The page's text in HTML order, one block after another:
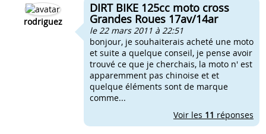
rodriguez
DIRT BIKE 125cc moto cross
Grandes Roues 17av/14ar
le 22 mars 2011 à 22:51
bonjour, je souhaiterais acheté une moto
et suite a quelque conseil, je pense avoir
trouvé ce que je cherchais, la moto n' est
apparemment pas chinoise et et
quelque éléments sont de marque
comme...
Voir les 11 réponses